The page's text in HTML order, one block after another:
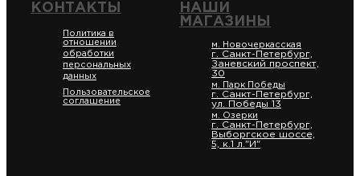
КОНТАКТЫ
Политика в
отношении
обработки
персональных
данных
Пользовательское
соглашение
НАШИ
МАГАЗИНЫ
м. Новочеркасская
г. Санкт-Петербург,
Заневский проспект,
30
м. Парк Победы
г. Санкт-Петербург,
ул. Победы 13
м. Озерки
г. Санкт-Петербург,
Выборгское шоссе,
5, к.1 л."И"